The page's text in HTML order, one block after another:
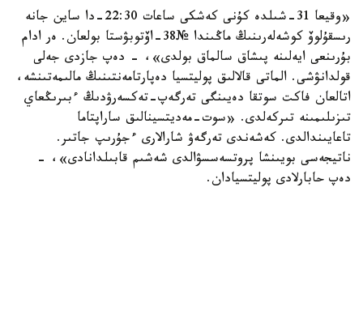
«وقيعا 31-شىلدە كۇنى كەشكى ساعات 22:30-دا ساين جانە
رىسقۇلوۆ كوشەلەرىنىڭ ماڭىندا №38-اۆتوبۋستا بولعان. ەر ادام
بۇرىنعى ايەلىنە پىشاق سالماق بولدى»، - دەپ جازدى جەلى
قولدانۋشى. الماتى قالالىق پوليتسيا دەپارتامەنتىنىڭ مالىمەتىنشە،
اتالعان فاكت سوتقا دەيىنگى تەرگەپ-تەكسەرۋدىڭ ءبىرىڭعاي
تىزىلىمىنە تىركەلدى. «سوت-مەديتسينالىق ساراپتاما
تاعايىندالدى. كەشەندى تەرگەۋ شارالارى ءجۇرىپ جاتىر.
ناتيجەسى بويىنشا پروتسەسسۋالدى شەشىم قابىلدانادى»، -
دەپ حابارلادى پوليتسيادان.